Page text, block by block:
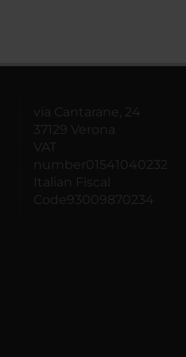
via Cantarane, 24
37129 Verona
VAT
number01541040232
Italian Fiscal
Code93009870234